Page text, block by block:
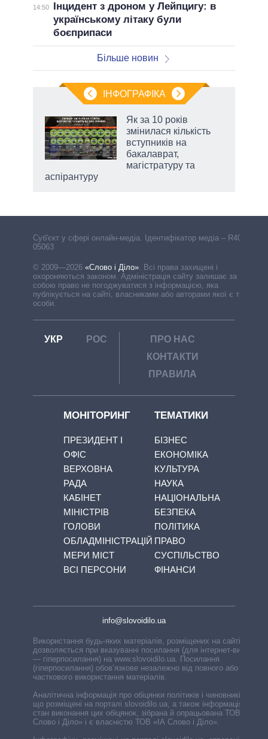
14:50
Інцидент з дроном у Лейпцигу: в
українському літаку були
боєприпаси
Більше новин
ІНФОГРАФІКА
Як за 10 років
змінилася кількість
вступників на
бакалаврат,
магістратуру та
аспірантуру
Cуб'єкт у сфері онлайн-медіа. Ідентифікатор медіа – R40-
05063
© 2009—2026 «Слово і Діло». Всі права захищені і
охороняються законом. Адміністрація сайту залишає за
собою право не погоджуватися з інформацією, яка
публікується на сайті, власниками або авторами якої є треті
особи.
УКР РОС
ПРО НАС
КОНТАКТИ
ПРАВИЛА
МОНІТОРИНГ
ПРЕЗИДЕНТ І
ОФІС
ВЕРХОВНА
РАДА
КАБІНЕТ
МІНІСТРІВ
ГОЛОВИ
ОБЛАДМІНІСТРАЦІЙ
МЕРИ МІСТ
ВСІ ПЕРСОНИ
ТЕМАТИКИ
БІЗНЕС
ЕКОНОМІКА
КУЛЬТУРА
НАУКА
НАЦІОНАЛЬНА
БЕЗПЕКА
ПОЛІТИКА
ПРАВО
СУСПІЛЬСТВО
ФІНАНСИ
info@slovoidilo.ua
Використання будь-яких матеріалів, розміщених на сайті,
дозволяється при вказуванні посилання (для інтернет-видань
— гіперпосилання) на www.slovoidilo.ua. Посилання
(гіперпосилання) обов’язкове незалежно від повного або
часткового використання матеріалів.
Аналітична інформація про обіцянки політиків і чиновників,
що розміщені на порталі slovoidilo.ua, а також інформація про
стан виконання цих обіцянок, зібрана й опрацьована ТОВ «ІА
Слово і Діло» і є власністю ТОВ «ІА Слово і Діло».